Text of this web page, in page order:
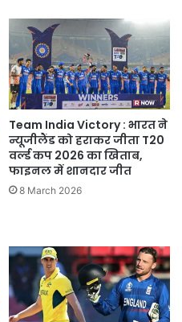
Team India Victory : भारत ने
न्यूजीलैंड को हराकर जीता T20
वर्ल्ड कप 2026 का खिताब,
फाइनल में शानदार जीत
8 March 2026